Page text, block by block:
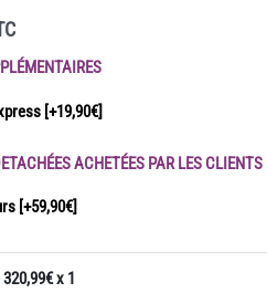
[+19,90€]
ACHETÉES PAR LES CLIENTS
[+59,90€]
320,99€ x 1